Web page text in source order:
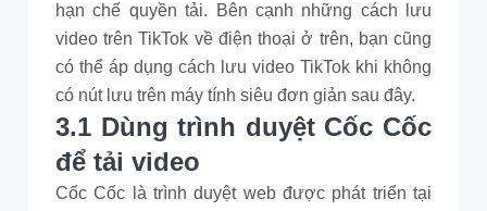
hạn chế quyền tải. Bên cạnh những cách lưu
video trên TikTok về điện thoại ở trên, bạn cũng
có thể áp dụng cách lưu video TikTok khi không
có nút lưu trên máy tính siêu đơn giản sau đây.
3.1 Dùng trình duyệt Cốc Cốc
để tải video
Cốc Cốc là trình duyệt web được phát triển tại